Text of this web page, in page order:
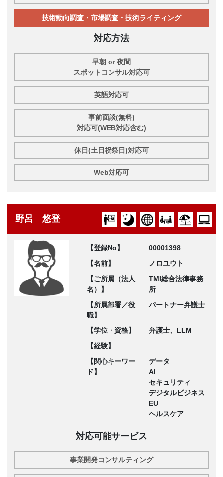
技術動向調査・市場調査・技術ライティング
対応方法
早朝 or 夜間
スポットコンサル対応可
英語対応可
事前面談(無料)
対応可(WEB対応含む)
休日(土日祝祭日)対応可
Web対応可
野呂 悠登
【登録No】
00001398
【名前】
ノロユウト
【ご所属（法人
名）】
TMI総合法律事務
所
【所属部署／役
職】
パートナー弁護士
【学位・資格】
弁護士、LLM
【経験】
【関心キーワー
ド】
データ
AI
セキュリティ
デジタルビジネス
EU
ヘルスケア
対応可能サービス
事業開発コンサルティング